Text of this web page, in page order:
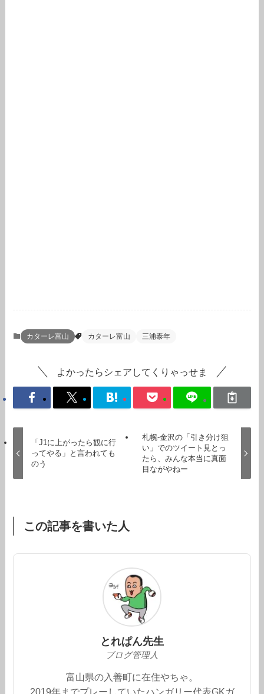
カターレ富山 カターレ富山 三浦泰年
よかったらシェアしてくりゃっせま
「J1に上がったら観に行
ってやる」と言われても
のう
札幌-金沢の「引き分け狙
い」でのツイート見とっ
たら、みんな本当に真面
目ながやねー
この記事を書いた人
とれぱん先生
ブログ管理人
富山県の入善町に在住やちゃ。
2019年までプレーしていたハンガリー代表GKガ